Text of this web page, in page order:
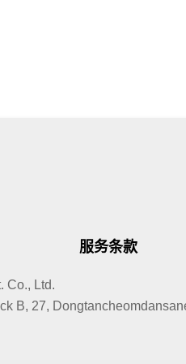
服务条款
Co., Ltd.
B, 27,